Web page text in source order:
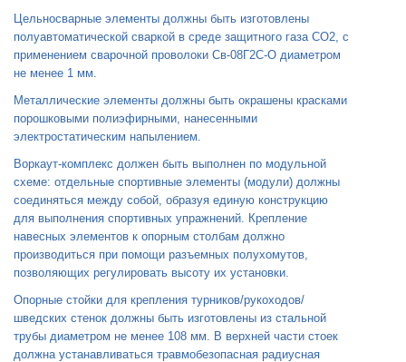
Цельносварные элементы должны быть изготовлены
полуавтоматической сваркой в среде защитного газа СО2, с
применением сварочной проволоки Св-08Г2С-О диаметром
не менее 1 мм.
Металлические элементы должны быть окрашены красками
порошковыми полиэфирными, нанесенными
электростатическим напылением.
Воркаут-комплекс должен быть выполнен по модульной
схеме: отдельные спортивные элементы (модули) должны
соединяться между собой, образуя единую конструкцию
для выполнения спортивных упражнений. Крепление
навесных элементов к опорным столбам должно
производиться при помощи разъемных полухомутов,
позволяющих регулировать высоту их установки.
Опорные стойки для крепления турников/рукоходов/
шведских стенок должны быть изготовлены из стальной
трубы диаметром не менее 108 мм. В верхней части стоек
должна устанавливаться травмобезопасная радиусная